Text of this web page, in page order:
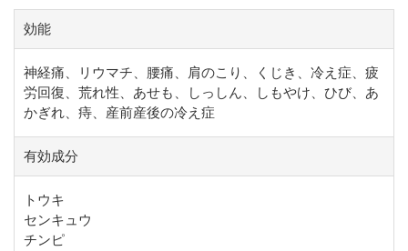
効能
神経痛、リウマチ、腰痛、肩のこり、くじき、冷え症、疲
労回復、荒れ性、あせも、しっしん、しもやけ、ひび、あ
かぎれ、痔、産前産後の冷え症
有効成分
トウキ
センキュウ
チンピ